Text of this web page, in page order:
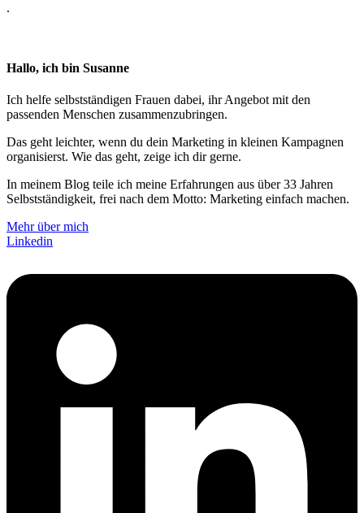
.
Hallo, ich bin Susanne
Ich helfe selbstständigen Frauen dabei, ihr Angebot mit den
passenden Menschen zusammen­zu­bringen.
Das geht leichter, wenn du dein Marketing in kleinen Kampagnen
organisierst. Wie das geht, zeige ich dir gerne.
In meinem Blog teile ich meine Erfahrungen aus über 33 Jahren
Selbstständigkeit, frei nach dem Motto: Marketing einfach machen.
Mehr über mich
Linkedin